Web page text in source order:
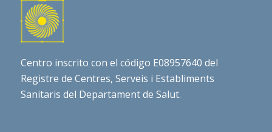
Centro inscrito con el código E08957640 del
Registre de Centres, Serveis i Establiments
Sanitaris del Departament de Salut.